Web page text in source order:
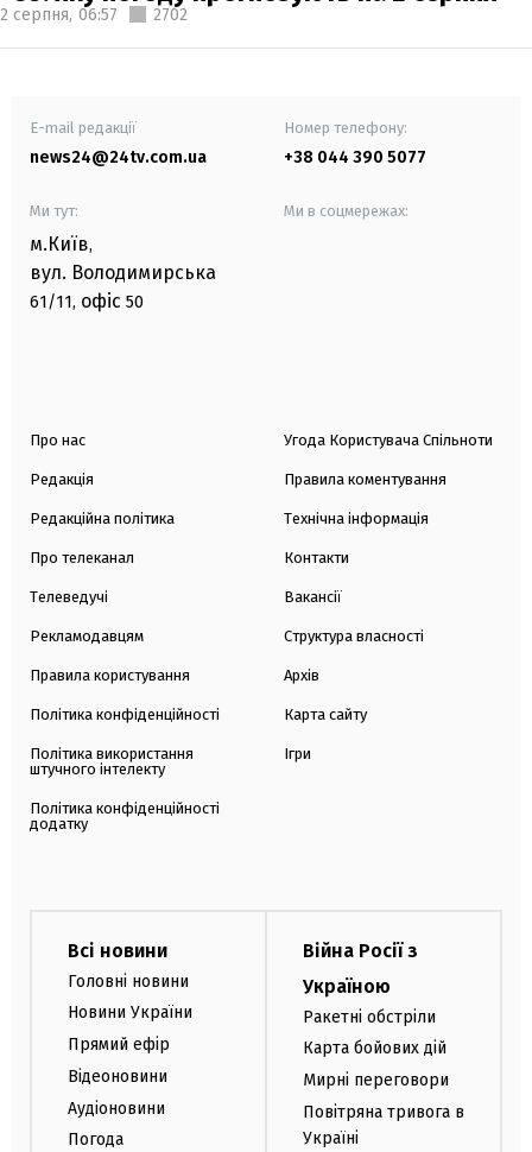
2 серпня, 06:57 2702
E-mail редакції
news24@24tv.com.ua
Номер телефону:
+38 044 390 5077
Ми тут:
м.Київ,
вул. Володимирська
61/11, офіс 50
Ми в соцмережах:
Про нас
Редакція
Редакційна політика
Про телеканал
Телеведучі
Рекламодавцям
Правила користування
Політика конфіденційності
Політика використання
штучного інтелекту
Політика конфіденційності
додатку
Угода Користувача Спільноти
Правила коментування
Технічна інформація
Контакти
Вакансії
Структура власності
Архів
Карта сайту
Ігри
Всі новини
Головні новини
Новини України
Прямий ефір
Відеоновини
Аудіоновини
Погода
Війна Росії з
Україною
Ракетні обстріли
Карта бойових дій
Мирні переговори
Повітряна тривога в
Україні